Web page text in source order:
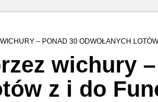
– PONAD 30 ODWOŁANYCH
wichury –
z i do